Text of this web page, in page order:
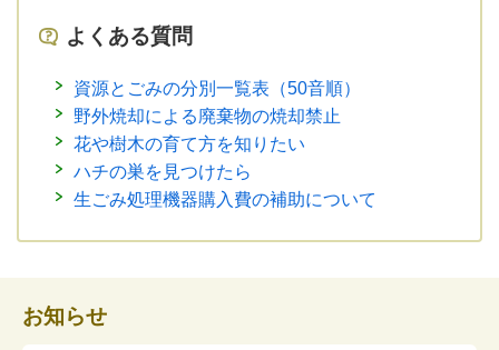
よくある質問
資源とごみの分別一覧表（50音順）
野外焼却による廃棄物の焼却禁止
花や樹木の育て方を知りたい
ハチの巣を見つけたら
生ごみ処理機器購入費の補助について
お知らせ